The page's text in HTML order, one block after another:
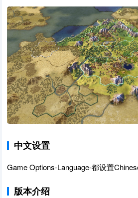
中文设置
Game Options-Language-都设置
版本介绍